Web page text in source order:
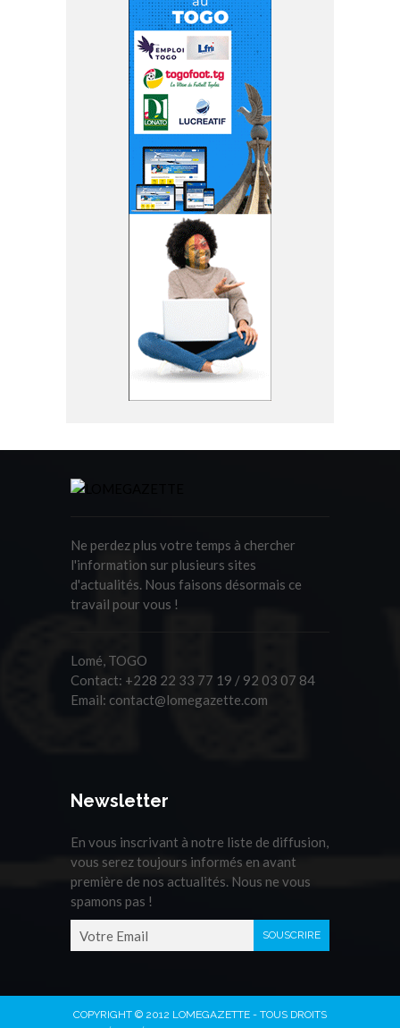
Ne perdez plus votre temps à chercher
l'information sur plusieurs sites
d'actualités. Nous faisons désormais ce
travail pour vous !
Lomé, TOGO
Contact: +228 22 33 77 19 / 92 03 07 84
Email: contact@lomegazette.com
Newsletter
En vous inscrivant à notre liste de diffusion,
vous serez toujours informés en avant
première de nos actualités. Nous ne vous
spamons pas !
COPYRIGHT © 2012 LOMEGAZETTE - TOUS DROITS